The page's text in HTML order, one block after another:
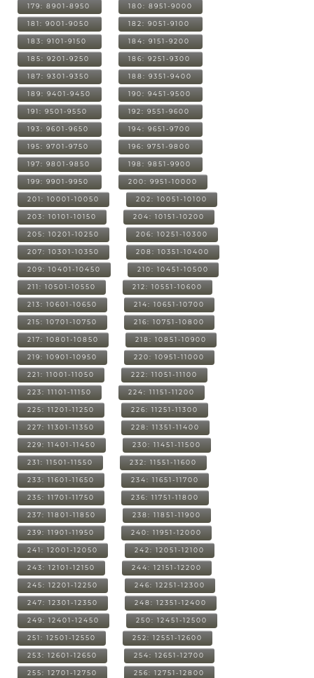
179: 8901-8950 180: 8951-9000
181: 9001-9050 182: 9051-9100
183: 9101-9150 184: 9151-9200
185: 9201-9250 186: 9251-9300
187: 9301-9350 188: 9351-9400
189: 9401-9450 190: 9451-9500
191: 9501-9550 192: 9551-9600
193: 9601-9650 194: 9651-9700
195: 9701-9750 196: 9751-9800
197: 9801-9850 198: 9851-9900
199: 9901-9950 200: 9951-10000
201: 10001-10050 202: 10051-10100
203: 10101-10150 204: 10151-10200
205: 10201-10250 206: 10251-10300
207: 10301-10350 208: 10351-10400
209: 10401-10450 210: 10451-10500
211: 10501-10550 212: 10551-10600
213: 10601-10650 214: 10651-10700
215: 10701-10750 216: 10751-10800
217: 10801-10850 218: 10851-10900
219: 10901-10950 220: 10951-11000
221: 11001-11050 222: 11051-11100
223: 11101-11150 224: 11151-11200
225: 11201-11250 226: 11251-11300
227: 11301-11350 228: 11351-11400
229: 11401-11450 230: 11451-11500
231: 11501-11550 232: 11551-11600
233: 11601-11650 234: 11651-11700
235: 11701-11750 236: 11751-11800
237: 11801-11850 238: 11851-11900
239: 11901-11950 240: 11951-12000
241: 12001-12050 242: 12051-12100
243: 12101-12150 244: 12151-12200
245: 12201-12250 246: 12251-12300
247: 12301-12350 248: 12351-12400
249: 12401-12450 250: 12451-12500
251: 12501-12550 252: 12551-12600
253: 12601-12650 254: 12651-12700
255: 12701-12750 256: 12751-12800